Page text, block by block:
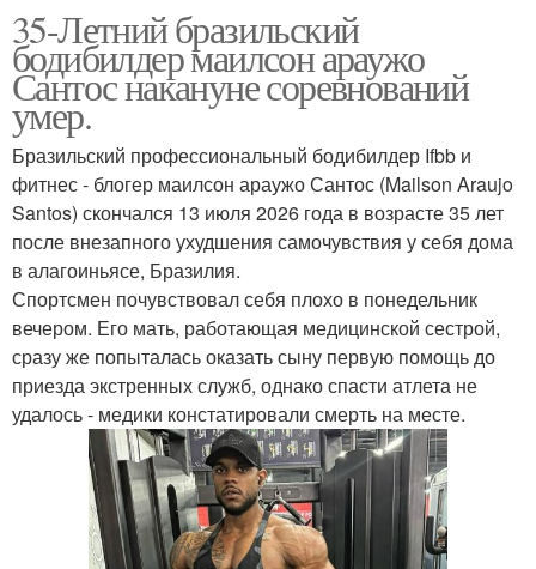
35-Летний бразильский
бодибилдер маилсон араужо
Сантос накануне соревнований
умер.
Бразильский профессиональный бодибилдер Ifbb и
фитнес - блогер маилсон араужо Сантос (Mailson Araujo
Santos) скончался 13 июля 2026 года в возрасте 35 лет
после внезапного ухудшения самочувствия у себя дома
в алагоиньясе, Бразилия.
Спортсмен почувствовал себя плохо в понедельник
вечером. Его мать, работающая медицинской сестрой,
сразу же попыталась оказать сыну первую помощь до
приезда экстренных служб, однако спасти атлета не
удалось - медики констатировали смерть на месте.